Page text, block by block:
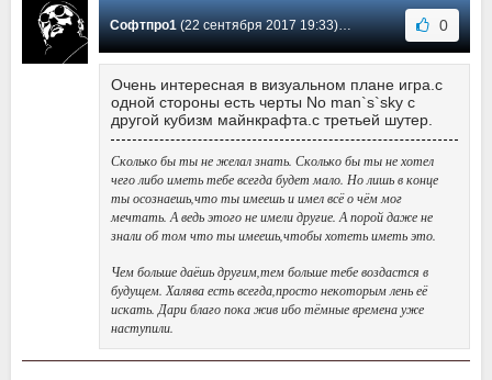
Софтпро1(22 сентября 2017 19:33) Сообщение #1 0
Очень интересная в визуальном плане игра.с
одной стороны есть черты No man`s`sky с
другой кубизм майнкрафта.с третьей шутер.
Сколько бы ты не желал знать. Сколько бы ты не хотел
чего либо иметь тебе всегда будет мало. Но лишь в конце
ты осознаешь,что ты имеешь и имел всё о чём мог
мечтать. А ведь этого не имели другие. А порой даже не
знали об том что ты имеешь,чтобы хотеть иметь это.
Чем больше даёшь другим,тем больше тебе воздастся в
будущем. Халява есть всегда,просто некоторым лень её
искать. Дари благо пока жив ибо тёмные времена уже
наступили.